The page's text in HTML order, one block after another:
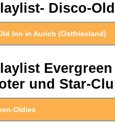
Disco-
Inn in Aurich (Ostfriesland)
und Star-
Oldies